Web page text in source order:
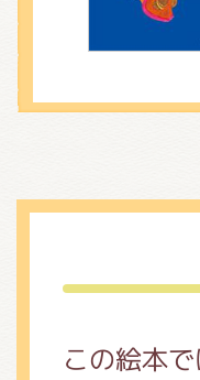
この絵本